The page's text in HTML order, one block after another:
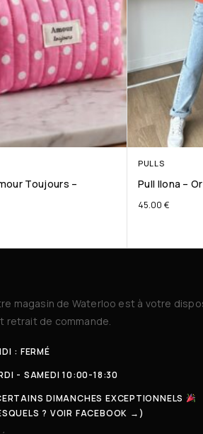
Toujours –
PULLS
Pull Ilona –
45.00 €
magasin de Waterloo est à votre
retrait de commande.
: FERMÉ
- SAMEDI 10:00-18:30
DIMANCHES EXCEPTIONNELS
? VOIR FACEBOOK →)